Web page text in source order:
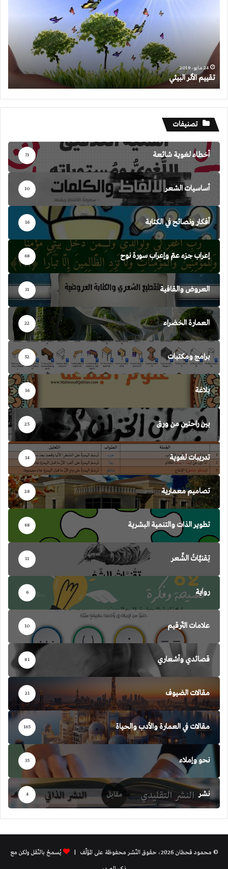
24 مايو، 2019
تقييم الأثر البيئي
تصنيفات
أخطاء لغوية شائعة 73
أساسيات الشعر 10
أفكار ونصائح في الكتابة 16
إعراب جزء عمّ وإعراب سورة نوح 68
العروض والقافية 31
العمارة الخضراء 22
برامج ومكتبات 52
بلاغة 16
بين راحتين من ورق 25
تدريبات لغوية 14
تصاميم معمارية 28
تطوير الذات والتنمية البشرية 68
تِقنيَّاتُ الشِّعر 11
رواية 6
علامات التّرقيم 10
قصائدي وأشعاري 81
مقالات الضيوف 21
مقالات في العمارة والأدب والحياة 165
نحو وإملاء 35
نشر 4
© محمود قحطان 2026، حقوق النّشر محفوظة على المؤلّف |
يُسمحُ بالنّقل ولكن مع